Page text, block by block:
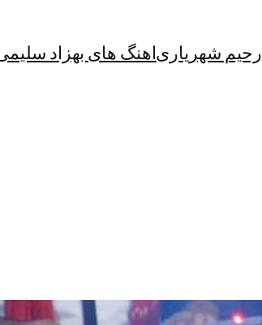
رحیم شهریاریاهنگ های بهزاد